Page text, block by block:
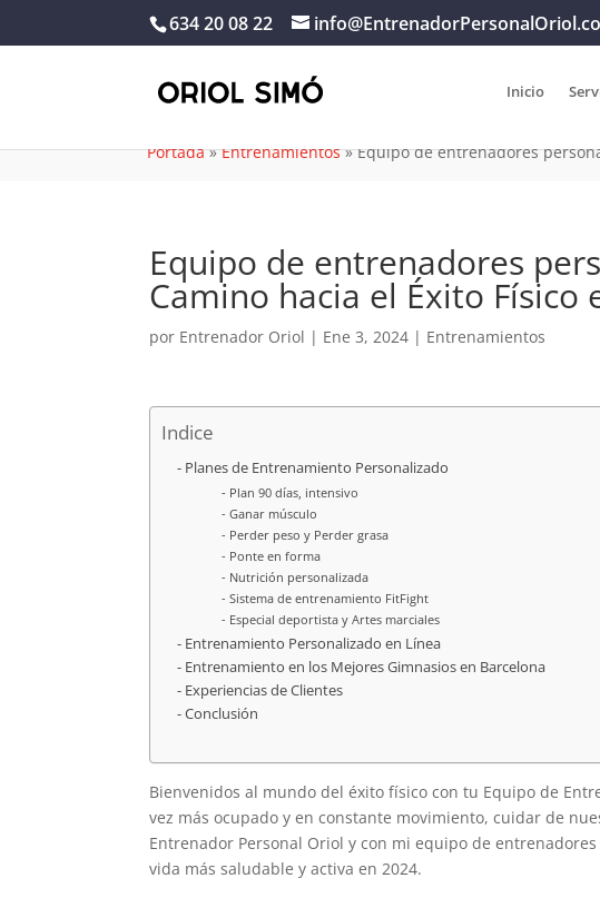
634 20 08 22
Inicio
Portada»Entrenamientos»Equipo de entrenadores
Equipo de entrenadores
Camino hacia el Éxito Físico
por Entrenador Oriol | Ene 3, 2024 | Entrenamientos
Indice
Planes de Entrenamiento Personalizado
Plan 90 días, intensivo
Ganar músculo
Perder peso y Perder grasa
Ponte en forma
Nutrición personalizada
Sistema de entrenamiento FitFight
Especial deportista y Artes marciales
Entrenamiento Personalizado en Línea
Entrenamiento en los Mejores Gimnasios en Barcelona
Experiencias de Clientes
Conclusión
Bienvenidos al mundo del éxito físico con tu Equipo de
vez más ocupado y en constante movimiento, cuidar de
Entrenador Personal Oriol y con mi equipo de
vida más saludable y activa en 2024.